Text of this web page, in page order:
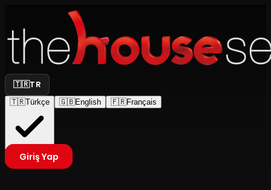
🇹🇷TR
🇹🇷Türkçe 🇬🇧English 🇫🇷Français
Giriş Yap